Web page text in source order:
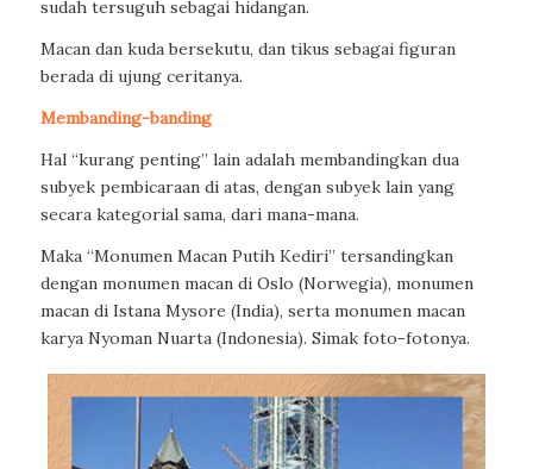
sudah tersuguh sebagai hidangan.
Macan dan kuda bersekutu, dan tikus sebagai figuran
berada di ujung ceritanya.
Membanding-banding
Hal “kurang penting” lain adalah membandingkan dua
subyek pembicaraan di atas, dengan subyek lain yang
secara kategorial sama, dari mana-mana.
Maka “Monumen Macan Putih Kediri” tersandingkan
dengan monumen macan di Oslo (Norwegia), monumen
macan di Istana Mysore (India), serta monumen macan
karya Nyoman Nuarta (Indonesia). Simak foto-fotonya.